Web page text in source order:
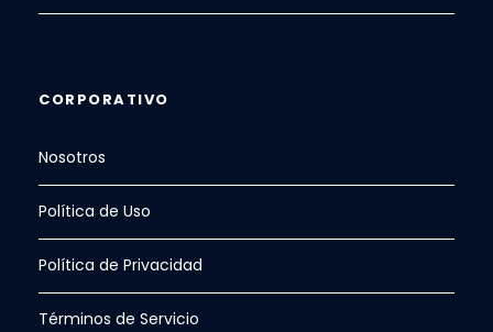
CORPORATIVO
Nosotros
Política de Uso
Política de Privacidad
Términos de Servicio